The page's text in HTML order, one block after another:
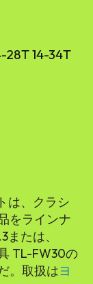
14-34T
は、クラシ
をラインナ
たは、
TL-FW30の
。取扱はヨ